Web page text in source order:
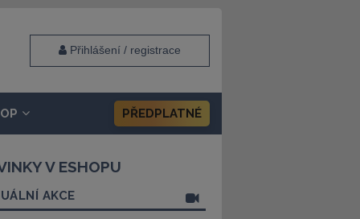
Přihlášení / registrace
PŘEDPLATNÉ
V ESHOPU
AKCE